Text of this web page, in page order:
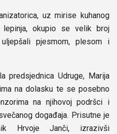
uz mirise kuhanog
okupio se velik broj
pjesmom, plesom i
predsjednica Udruge, Marija
na dolasku te se posebno
na njihovoj podršci i
događaja. Prisutne je
Hrvoje Janči, izrazivši